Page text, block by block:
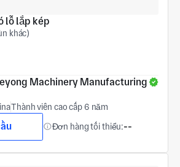
lỗ lắp kép
khác)
Machinery Manufacturing
Thành viên cao cấp 6 năm
Đơn hàng tối thiểu:--